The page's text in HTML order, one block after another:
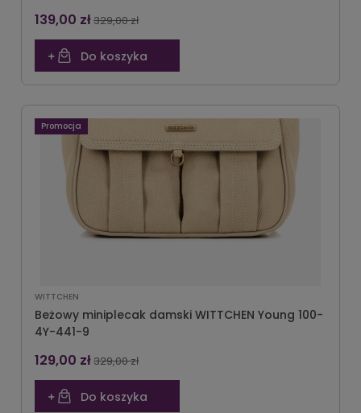
139,00 zł329,00 zł
Do koszyka
WITTCHEN
Beżowy miniplecak damski WITTCHEN Young 100-
4Y-441-9
129,00 zł329,00 zł
Do koszyka
Promocja